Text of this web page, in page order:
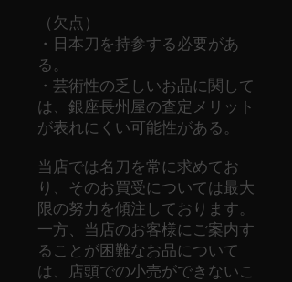
（欠点）
・日本刀を持参する必要があ
る。
・芸術性の乏しいお品に関して
は、銀座長州屋の査定メリット
が表れにくい可能性がある。
当店では名刀を常に求めてお
り、そのお買受については最大
限の努力を傾注しております。
一方、当店のお客様にご案内す
ることが困難なお品について
は、店頭での小売ができないこ